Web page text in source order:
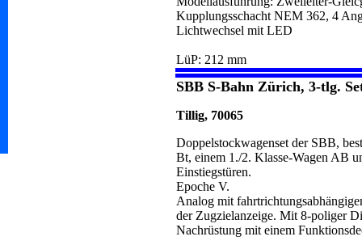
Kupplungsschacht NEM 362, 4
Lichtwechsel mit LED
LüP: 212 mm
SBB S-Bahn Zürich, 3-tlg.
Tillig, 70065
Doppelstockwagenset der SBB,
Bt, einem 1./2. Klasse-Wagen AB
Einstiegstüren.
Epoche V.
Analog mit
der Zugzielanzeige. Mit 8-poliger
Nachrüstung mit einem